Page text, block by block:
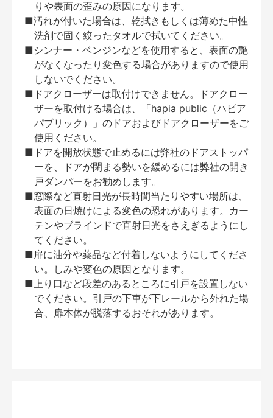
りや表面の歪みの原因になります。
■汚れが付いた場合は、乾拭きもしくは薄めた中性
洗剤で固く絞ったタオルで拭いてください。
■シンナー・ベンジンなどを使用すると、表面の艶
がなくなったり変色する場合がありますので使用
しないでください。
■ドアクローザーは取付けできません。ドアクロー
ザーを取付ける場合は、「hapia public（ハピア
パブリック）」のドアおよびドアクローザーをご
使用ください。
■ドアを開放状態で止めるには弊社のドアストッパ
ーを、ドアが閉まる勢いを緩めるには弊社の開き
戸ダンパーをお勧めします。
■窓際など直射日光が長時間当たりやすい場所は、
表面の日焼けによる変色の恐れがあります。カー
テンやブラインドで直射日光をさえぎるようにし
てください。
■扉に油分や薬品など付着しないようにしてくださ
い。しみや変色の原因となります。
■上り口など段差のあるところに引戸を設置しない
でください。引戸の下車が下レールから外れた場
合、扉本体が脱落するおそれがあります。